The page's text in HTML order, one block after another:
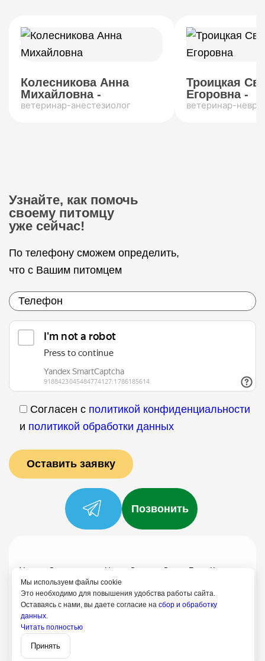
Колесникова Анна
Михайловна -
ветеринар-анестезиолог
Троицкая
Егоровна -
ветеринар-
Узнайте, как помочь
своему питомцу
уже сейчас!
По телефону сможем определить,
что с Вашим питомцем
Согласен с политикой конфиденциальности
и политикой обработки данных
Мы используем файлы cookie
Это необходимо для повышения удобства работы сайта.
Оставаясь с нами, вы даете согласие на сбор и обработку
данных.
Читать полностью
Принять
Позвонить
Услуги Специалисты Цены Отзывы О нас Блог Контакты
Политика конфиденциальности
Согласие на обработку
+7 (958) 795-61-54
Черногорск